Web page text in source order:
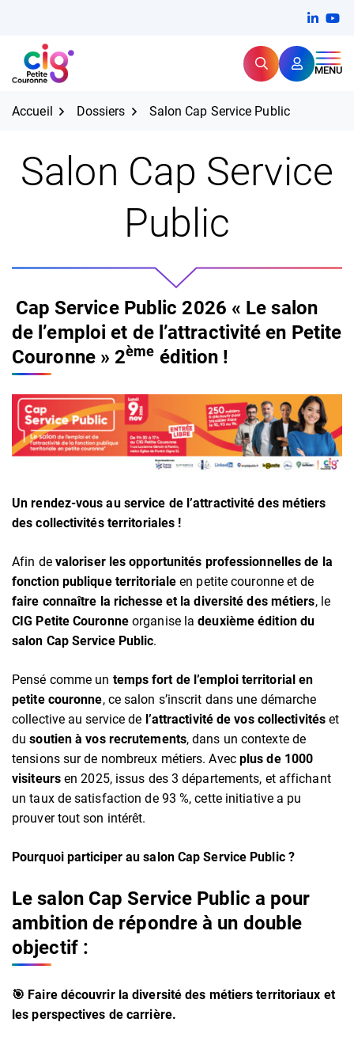
contenu
CIG Petite Couronne RechercherMENU
Expertise et proximité pour
Accueil Dossiers Salon Cap Service Public
Salon Cap Service
Public
Cap Service Public 2026 « Le salon
de l’emploi et de l’attractivité en Petite
Couronne » 2ème édition !
Un rendez-vous au service de l’attractivité des métiers
des collectivités territoriales !
Afin de valoriser les opportunités professionnelles de la
fonction publique territoriale en petite couronne et de
faire connaître la richesse et la diversité des métiers, le
CIG Petite Couronneorganise ladeuxième édition du
salon Cap Service Public.
Pensé comme un temps fort de l’emploi territorial en
petite couronne, ce salon s’inscrit dans une démarche
collective au service de l’attractivité de vos collectivités et
dusoutien à vos recrutements, dans un contexte de
tensions sur de nombreux métiers. Avec plus de 1000
visiteursen 2025, issus des 3 départements, et affichant
un taux de satisfaction de 93 %, cette initiative a pu
prouver tout son intérêt.
Pourquoi participer au salon Cap Service Public ?
Le salon Cap Service Public a pour
ambition de répondre à un double
objectif :
🎯 Faire découvrir la diversité des métiers territoriaux et
les perspectives de carrière.